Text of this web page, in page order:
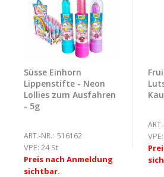
Süsse Einhorn
Lippenstifte - Neon
Lollies zum Ausfahren
- 5g
ART.-NR.: 516162
VPE: 24 St
Preis nach Anmeldung
sichtbar.
VPE: